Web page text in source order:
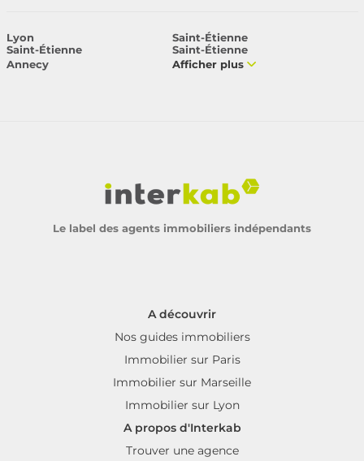
Lyon
Saint-Étienne
Saint-Étienne
Saint-Étienne
Annecy
Afficher plus
Le label des agents immobiliers indépendants
A découvrir
Nos guides immobiliers
Immobilier sur Paris
Immobilier sur Marseille
Immobilier sur Lyon
A propos d'Interkab
Trouver une agence